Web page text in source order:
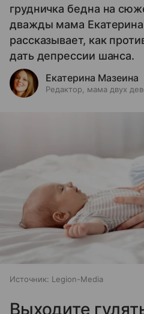
грудничка бедна на
дважды мама
рассказывает, как
дать депрессии шанса.
Екатерина Мазеина
Редактор, мама двух
Источник: Legion-Media
Выходите